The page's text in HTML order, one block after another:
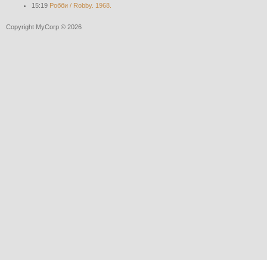
15:19 Робби / Robby. 1968.
Copyright MyCorp © 2026